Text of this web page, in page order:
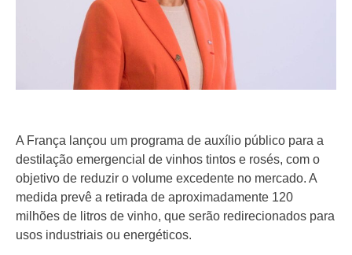
A França lançou um programa de auxílio público para a
destilação emergencial de vinhos tintos e rosés, com o
objetivo de reduzir o volume excedente no mercado. A
medida prevê a retirada de aproximadamente 120
milhões de litros de vinho, que serão redirecionados para
usos industriais ou energéticos.